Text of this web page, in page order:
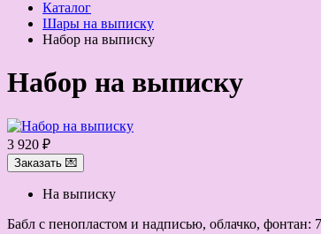
Каталог
Шары на выписку
Набор на выписку
Набор на выписку
3 920 ₽
Заказать 💌
На выписку
Бабл с пенопластом и надписью, облачко, фонтан: